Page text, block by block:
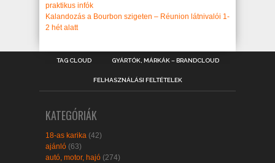
praktikus infók
Kalandozás a Bourbon szigeten – Réunion látnivalói 1-
2 hét alatt
TAG CLOUD GYÁRTÓK, MÁRKÁK – BRANDCLOUD
FELHASZNÁLÁSI FELTÉTELEK
KATEGÓRIÁK
18-as karika (42)
ajánló (63)
autó, motor, hajó (274)